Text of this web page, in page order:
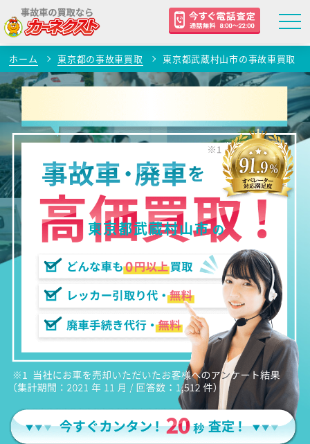
ホーム 東京都の事故車買取 東京都武蔵村山市の事故車買取
東京都武蔵村山市の